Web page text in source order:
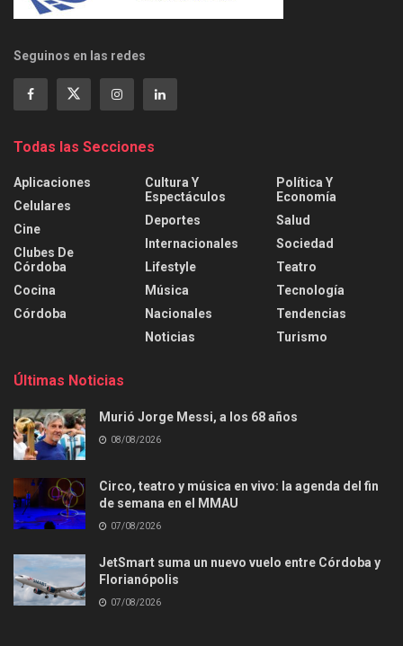
Seguinos en las redes
Todas las Secciones
Aplicaciones
Celulares
Cine
Clubes De
Córdoba
Cocina
Córdoba
Cultura Y
Espectáculos
Deportes
Internacionales
Lifestyle
Música
Nacionales
Noticias
Política Y
Economía
Salud
Sociedad
Teatro
Tecnología
Tendencias
Turismo
Últimas Noticias
Murió Jorge Messi, a los 68 años
08/08/2026
Circo, teatro y música en vivo: la agenda del fin
de semana en el MMAU
07/08/2026
JetSmart suma un nuevo vuelo entre Córdoba y
Florianópolis
07/08/2026